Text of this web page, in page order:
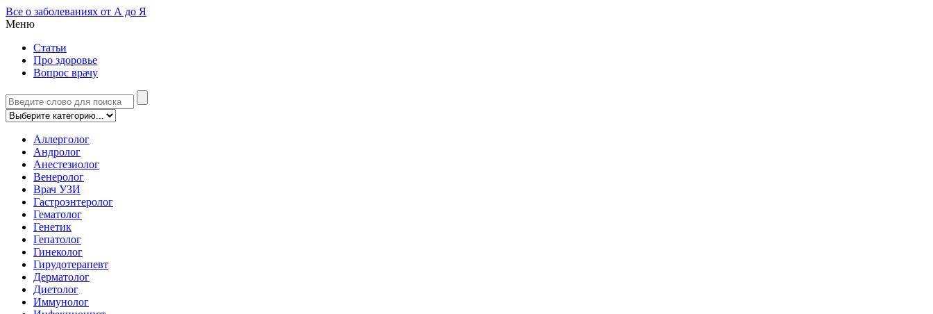
Все о заболеваниях от А до Я
Меню
Статьи
Про здоровье
Вопрос врачу
Аллерголог
Андролог
Анестезиолог
Венеролог
Врач УЗИ
Гастроэнтеролог
Гематолог
Генетик
Гепатолог
Гинеколог
Гирудотерапевт
Дерматолог
Диетолог
Иммунолог